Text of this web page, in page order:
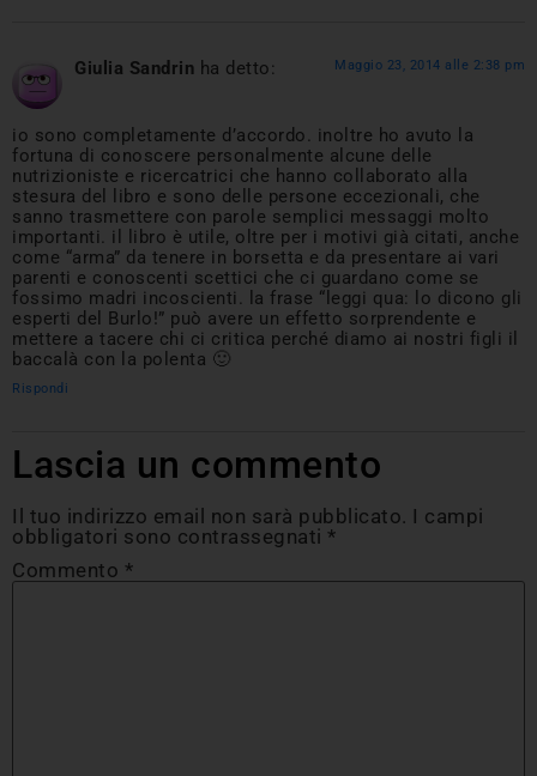
Giulia Sandrin ha detto: Maggio 23, 2014 alle 2:38 pm
io sono completamente d’accordo. inoltre ho avuto la
fortuna di conoscere personalmente alcune delle
nutrizioniste e ricercatrici che hanno collaborato alla
stesura del libro e sono delle persone eccezionali, che
sanno trasmettere con parole semplici messaggi molto
importanti. il libro è utile, oltre per i motivi già citati, anche
come “arma” da tenere in borsetta e da presentare ai vari
parenti e conoscenti scettici che ci guardano come se
fossimo madri incoscienti. la frase “leggi qua: lo dicono gli
esperti del Burlo!” può avere un effetto sorprendente e
mettere a tacere chi ci critica perché diamo ai nostri figli il
baccalà con la polenta 🙂
Rispondi
Lascia un commento
Il tuo indirizzo email non sarà pubblicato. I campi
obbligatori sono contrassegnati *
Commento *